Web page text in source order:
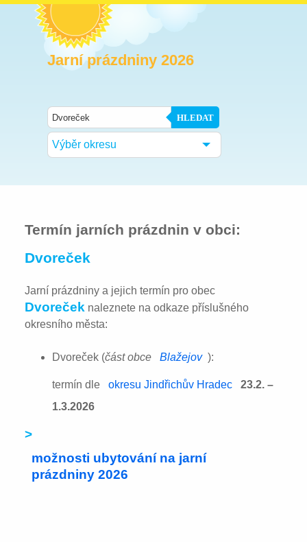
Jarní prázdniny 2026
HLEDAT
Výběr okresu
Termín jarních prázdnin v obci:
Dvoreček
Jarní prázdniny a jejich termín pro obec
Dvoreček naleznete na odkaze příslušného
okresního města:
Dvoreček (část obce Blažejov ):
termín dle okresu Jindřichův Hradec
23.2. –
1.3.2026
>
možnosti ubytování na jarní
prázdniny 2026